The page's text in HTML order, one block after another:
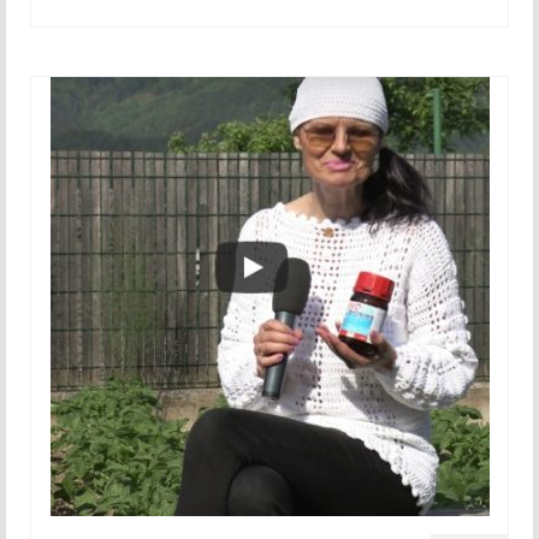
Junij 2018
Julij 2018
Avgust 2018
September 2018
Oktober 2018
November 2018
December 2018
2019
Januar 2019